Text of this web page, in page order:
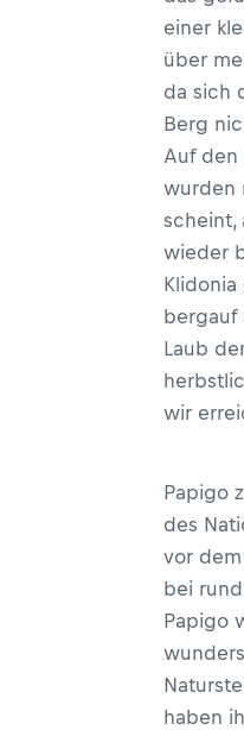
einer
über
da sich
Berg
Auf den
wurden
scheint,
wieder
bergauf
Laub
wir
Papigo
des
vor dem
bei
Papigo
haben